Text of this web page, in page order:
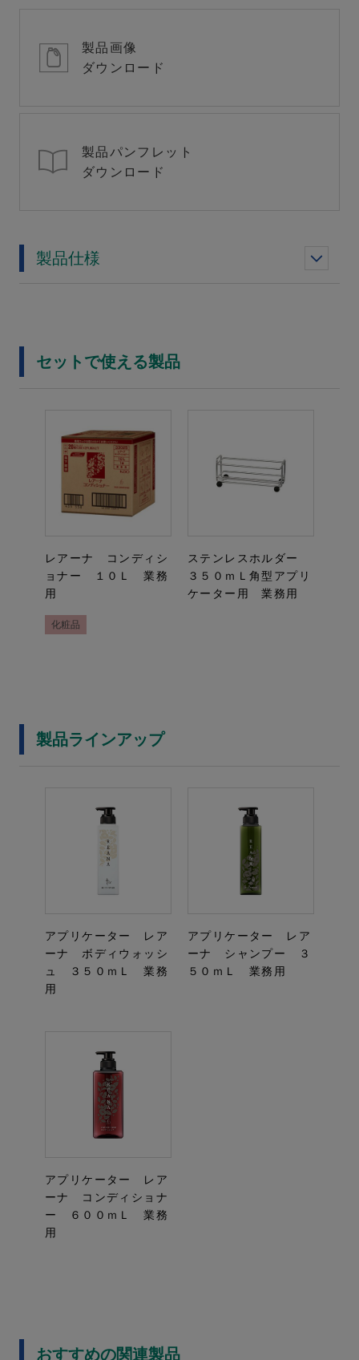
製品画像
ダウンロード
製品パンフレット
ダウンロード
製品仕様
セットで使える製品
レアーナ コンディシ
ョナー １０Ｌ 業務
用
化粧品
ステンレスホルダー
３５０ｍＬ角型アプリ
ケーター用 業務用
製品ラインアップ
アプリケーター レア
ーナ ボディウォッシ
ュ ３５０ｍＬ 業務
用
アプリケーター レア
ーナ シャンプー ３
５０ｍＬ 業務用
アプリケーター レア
ーナ コンディショナ
ー ６００ｍＬ 業務
用
おすすめの関連製品